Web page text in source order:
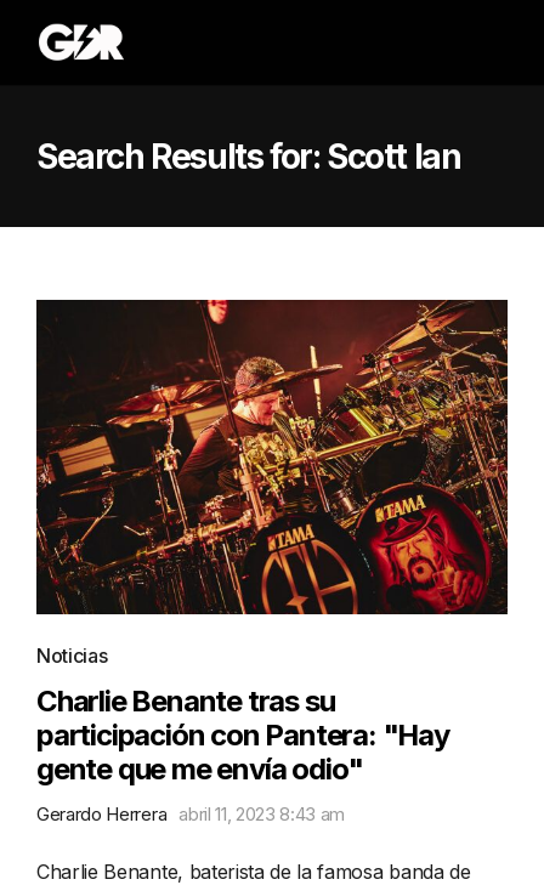
Search Results for:Scott Ian
Noticias
Charlie Benante tras su
participación con Pantera: "Hay
gente que me envía odio"
Gerardo Herrera abril 11, 2023 8:43 am
Charlie Benante, baterista de la famosa banda de